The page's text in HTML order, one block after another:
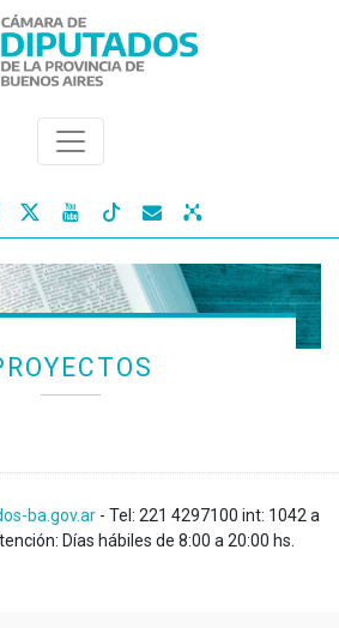
  
ba.gov.ar - Tel: 221 4297100 int: 1042 a
Días hábiles de 8:00 a 20:00 hs.